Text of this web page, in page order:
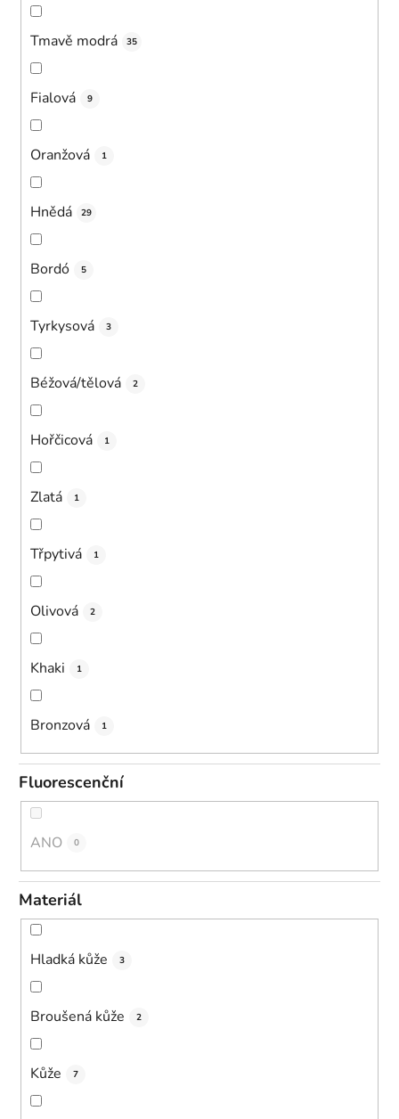
Tmavě modrá 35
Fialová 9
Oranžová 1
Hnědá 29
Bordó 5
Tyrkysová 3
Béžová/tělová 2
Hořčicová 1
Zlatá 1
Třpytivá 1
Olivová 2
Khaki 1
Bronzová 1
Fluorescenční
ANO 0
Materiál
Hladká kůže 3
Broušená kůže 2
Kůže 7